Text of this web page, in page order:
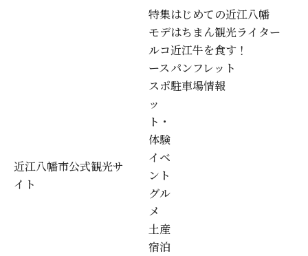
近江八幡市公式観光サ
イト
特集
モデ
ルコ
ース
スポ
ッ
ト・
体験
イベ
ント
グル
メ
土産
宿泊
はじめての近江八幡
はちまん観光ライター
近江牛を食す！
パンフレット
駐車場情報